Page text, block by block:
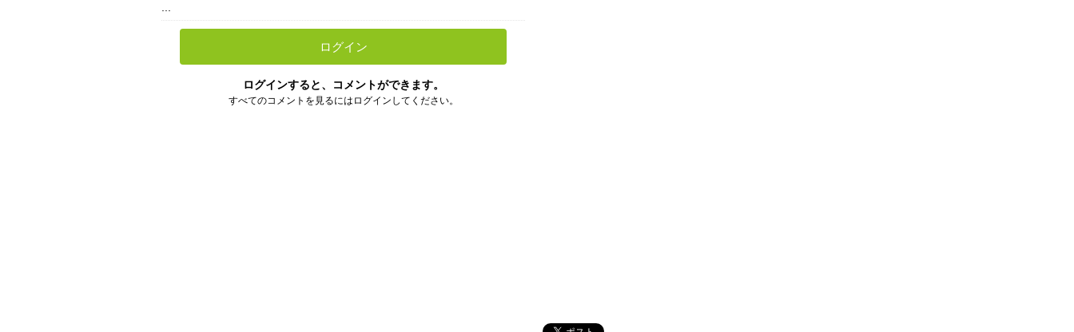
...
ログイン
ログインすると、コメントができます。
すべてのコメントを見るにはログインしてください。